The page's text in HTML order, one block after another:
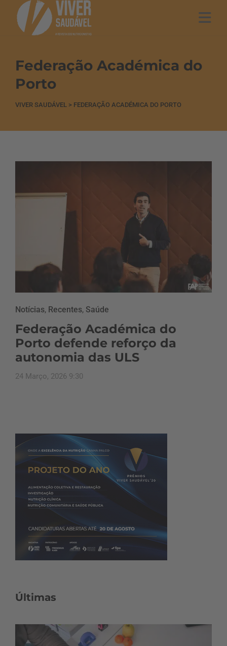
Federação Académica do
Porto
VIVER SAUDÁVEL > FEDERAÇÃO ACADÉMICA DO PORTO
Notícias, Recentes, Saúde
Federação Académica do
Porto defende reforço da
autonomia das ULS
24 Março, 2026 9:30
Últimas